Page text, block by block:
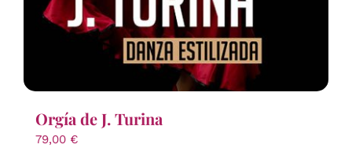
Orgía de J. Turina
79,00 €